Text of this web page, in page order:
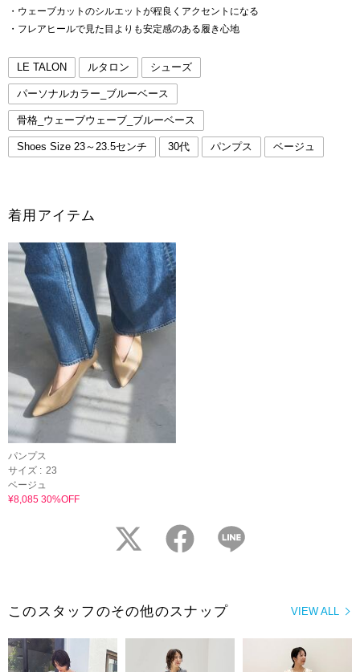
・ウェーブカットのシルエットが程良くアクセントになる
・フレアヒールで見た目よりも安定感のある履き心地
LE TALON ルタロン シューズ
パーソナルカラー_ブルーベース
骨格_ウェーブウェーブ_ブルーベース
Shoes Size 23～23.5センチ 30代 パンプス ベージュ
着用アイテム
パンプス
サイズ : 23
ベージュ
¥8,085 30%OFF
twitter facebook
VIEW ALL
このスタッフのその他のスナップ